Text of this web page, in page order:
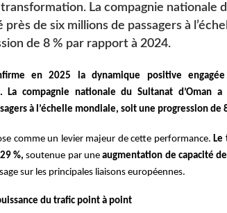
La compagnie nationale
de six millions de passagers à
de 8 % par rapport à 2024.
en 2025 la dynamique positive
La compagnie nationale du Sultanat d’Oman
à l’échelle mondiale, soit une progression de
comme un levier majeur de cette performance.Le
%,soutenue par uneaugmentation de capacité
sur les principales liaisons européennes.
du trafic point à point